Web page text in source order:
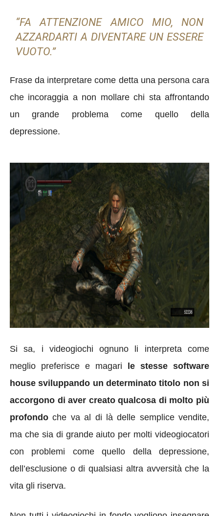
“FA ATTENZIONE AMICO MIO, NON
AZZARDARTI A DIVENTARE UN ESSERE
VUOTO.”
Frase da interpretare come detta una persona cara
che incoraggia a non mollare chi sta affrontando
un grande problema come quello della
depressione.
Si sa, i videogiochi ognuno li interpreta come
meglio preferisce e magari le stesse software
house sviluppando un determinato titolo non si
accorgono di aver creato qualcosa di molto più
profondo che va al di là delle semplice vendite,
ma che sia di grande aiuto per molti videogiocatori
con problemi come quello della depressione,
dell’esclusione o di qualsiasi altra avversità che la
vita gli riserva.